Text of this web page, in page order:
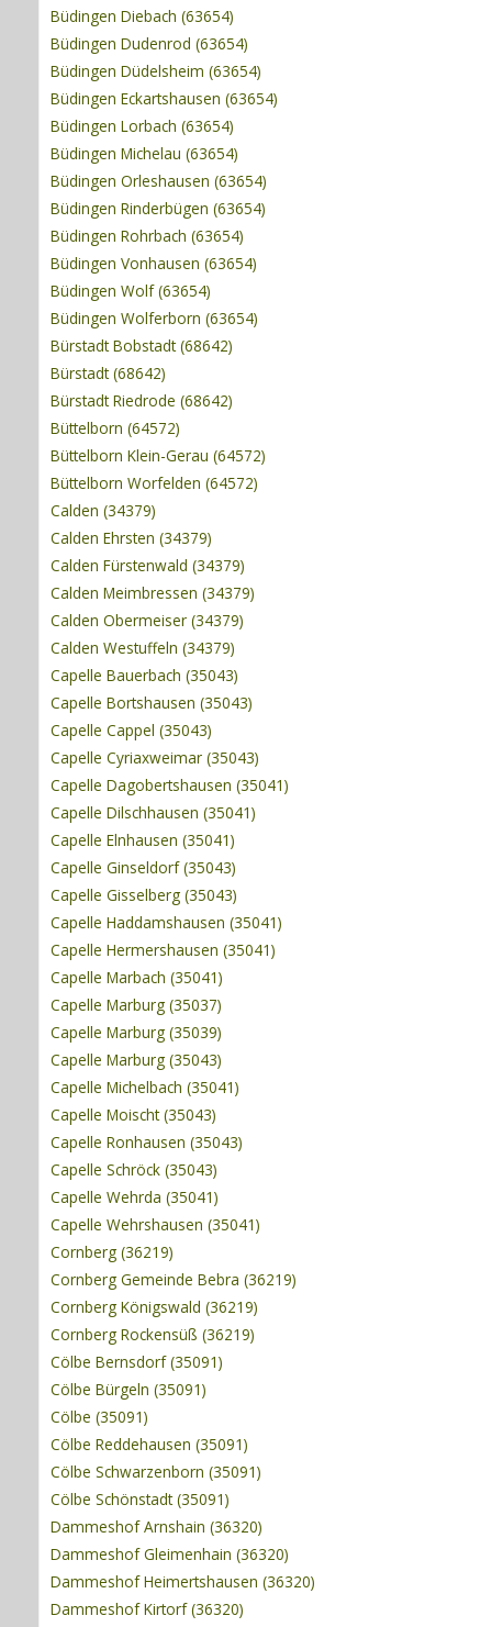
Büdingen Diebach (63654)
Büdingen Dudenrod (63654)
Büdingen Düdelsheim (63654)
Büdingen Eckartshausen (63654)
Büdingen Lorbach (63654)
Büdingen Michelau (63654)
Büdingen Orleshausen (63654)
Büdingen Rinderbügen (63654)
Büdingen Rohrbach (63654)
Büdingen Vonhausen (63654)
Büdingen Wolf (63654)
Büdingen Wolferborn (63654)
Bürstadt Bobstadt (68642)
Bürstadt (68642)
Bürstadt Riedrode (68642)
Büttelborn (64572)
Büttelborn Klein-Gerau (64572)
Büttelborn Worfelden (64572)
Calden (34379)
Calden Ehrsten (34379)
Calden Fürstenwald (34379)
Calden Meimbressen (34379)
Calden Obermeiser (34379)
Calden Westuffeln (34379)
Capelle Bauerbach (35043)
Capelle Bortshausen (35043)
Capelle Cappel (35043)
Capelle Cyriaxweimar (35043)
Capelle Dagobertshausen (35041)
Capelle Dilschhausen (35041)
Capelle Elnhausen (35041)
Capelle Ginseldorf (35043)
Capelle Gisselberg (35043)
Capelle Haddamshausen (35041)
Capelle Hermershausen (35041)
Capelle Marbach (35041)
Capelle Marburg (35037)
Capelle Marburg (35039)
Capelle Marburg (35043)
Capelle Michelbach (35041)
Capelle Moischt (35043)
Capelle Ronhausen (35043)
Capelle Schröck (35043)
Capelle Wehrda (35041)
Capelle Wehrshausen (35041)
Cornberg (36219)
Cornberg Gemeinde Bebra (36219)
Cornberg Königswald (36219)
Cornberg Rockensüß (36219)
Cölbe Bernsdorf (35091)
Cölbe Bürgeln (35091)
Cölbe (35091)
Cölbe Reddehausen (35091)
Cölbe Schwarzenborn (35091)
Cölbe Schönstadt (35091)
Dammeshof Arnshain (36320)
Dammeshof Gleimenhain (36320)
Dammeshof Heimertshausen (36320)
Dammeshof Kirtorf (36320)